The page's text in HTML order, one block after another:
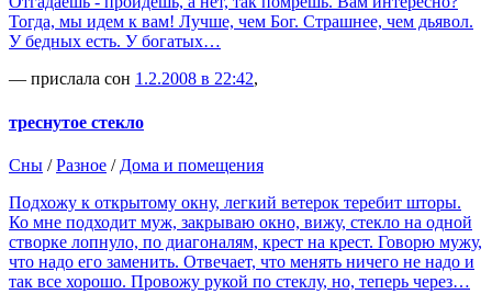
Тогда, мы идем к вам! Лучше, чем Бог. Страшнее, чем дьявол.
У бедных есть. У богатых…
— прислала сон 1.2.2008 в 22:42,
треснутое стекло
Сны /Разное / Дома и помещения
Подхожу к открытому окну, легкий ветерок теребит шторы.
Ко мне подходит муж, закрываю окно, вижу, стекло на одной
створке лопнуло, по диагоналям, крест на крест. Говорю мужу,
что надо его заменить. Отвечает, что менять ничего не надо и
так все хорошо. Провожу рукой по стеклу, но, теперь через…